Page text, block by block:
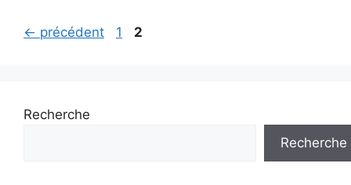
← précédent Page
1 Page
2
Recherche
Recherche